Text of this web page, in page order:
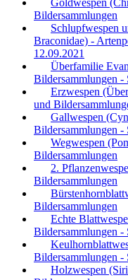
Bildersammlungen
Schlupfwespen
Braconidae) -
12.09.2021
Überfamilie
Bildersammlungen -
Erzwespen
und
Gallwespen
Bildersammlungen -
Wegwespen
Bildersammlungen
2.
Bildersammlungen
Bildersammlungen
Echte
Bildersammlungen -
Bildersammlungen -
Holzwespen